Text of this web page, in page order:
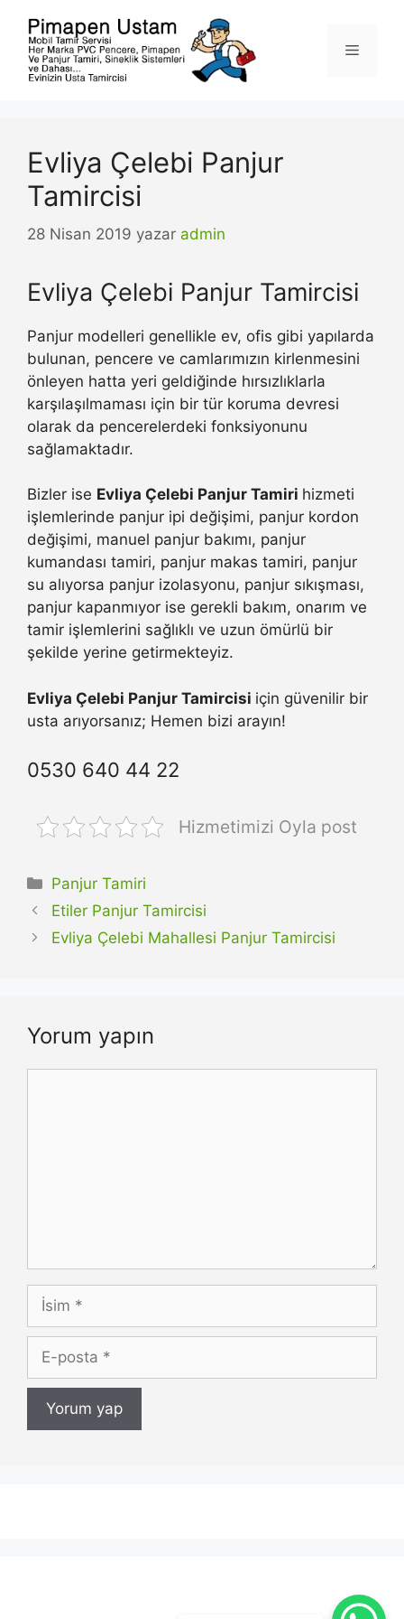
Menü
Evliya Çelebi Panjur
Tamircisi
28 Nisan 2019 yazar admin
Evliya Çelebi Panjur Tamircisi
Panjur modelleri genellikle ev, ofis gibi yapılarda
bulunan, pencere ve camlarımızın kirlenmesini
önleyen hatta yeri geldiğinde hırsızlıklarla
karşılaşılmaması için bir tür koruma devresi
olarak da pencerelerdeki fonksiyonunu
sağlamaktadır.
Bizler ise Evliya Çelebi Panjur Tamiri hizmeti
işlemlerinde panjur ipi değişimi, panjur kordon
değişimi, manuel panjur bakımı, panjur
kumandası tamiri, panjur makas tamiri, panjur
su alıyorsa panjur izolasyonu, panjur sıkışması,
panjur kapanmıyor ise gerekli bakım, onarım ve
tamir işlemlerini sağlıklı ve uzun ömürlü bir
şekilde yerine getirmekteyiz.
Evliya Çelebi Panjur Tamircisi için güvenilir bir
usta arıyorsanız; Hemen bizi arayın!
0530 640 44 22
Hizmetimizi Oyla post
Kategoriler
Panjur Tamiri
Etiler Panjur Tamircisi
Evliya Çelebi Mahallesi Panjur Tamircisi
Yorum yapın
İsim
posta